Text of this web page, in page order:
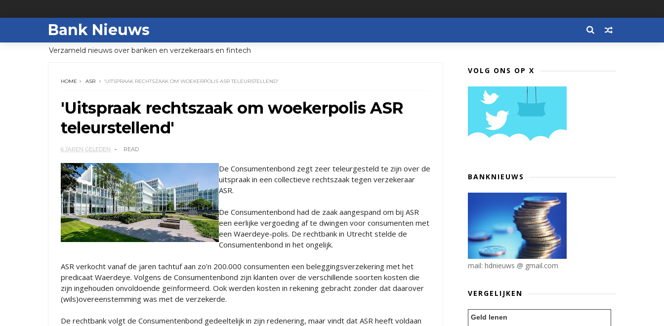
Bank Nieuws
Verzameld nieuws over banken en verzekeraars en fintech
HOME ASR 'UITSPRAAK RECHTSZAAK OM WOEKERPOLIS ASR TELEURSTELLEND'
'Uitspraak rechtszaak om woekerpolis ASR
teleurstellend'
6 JAREN GELEDEN READ
De Consumentenbond zegt zeer teleurgesteld te zijn over de
uitspraak in een collectieve rechtszaak tegen verzekeraar
ASR.
De Consumentenbond had de zaak aangespand om bij ASR
een eerlijke vergoeding af te dwingen voor consumenten met
een Waerdeye-polis. De rechtbank in Utrecht stelde de
Consumentenbond in het ongelijk.
ASR verkocht vanaf de jaren tachtuf aan zo’n 200.000 consumenten een beleggingsverzekering met het
predicaat Waerdeye. Volgens de Consumentenbond zijn klanten over de verschillende soorten kosten die
zijn ingehouden onvoldoende geïnformeerd. Ook werden kosten in rekening gebracht zonder dat daarover
(wils)overeenstemming was met de verzekerde.
De rechtbank volgt de Consumentenbond gedeeltelijk in zijn redenering, maar vindt dat ASR heeft voldaan
VOLG ONS OP X
BANKNIEUWS
mail: hdnieuws @ gmail.com
VERGELIJKEN
Geld lenen